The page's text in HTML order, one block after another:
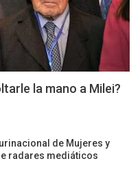
la mano a Milei?
de Mujeres y
radares mediáticos